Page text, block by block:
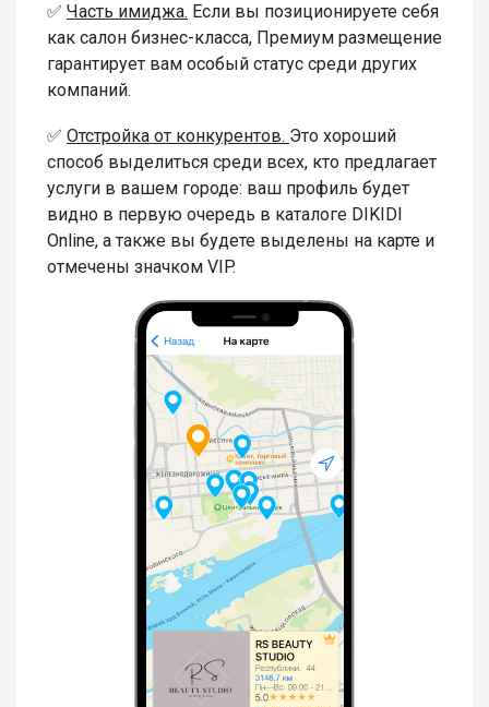
✅ Часть имиджа. Если вы позиционируете себя
как салон бизнес-класса, Премиум размещение
гарантирует вам особый статус среди других
компаний.
✅ Отстройка от конкурентов. Это хороший
способ выделиться среди всех, кто предлагает
услуги в вашем городе: ваш профиль будет
видно в первую очередь в каталоге DIKIDI
Online, а также вы будете выделены на карте и
отмечены значком VIP.